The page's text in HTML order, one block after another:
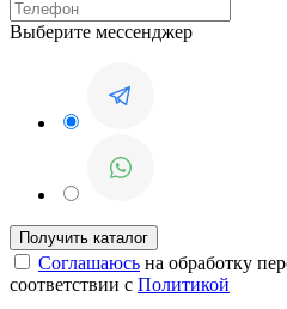
Выберите мессенджер
Соглашаюсь на обработку
соответствии с Политикой